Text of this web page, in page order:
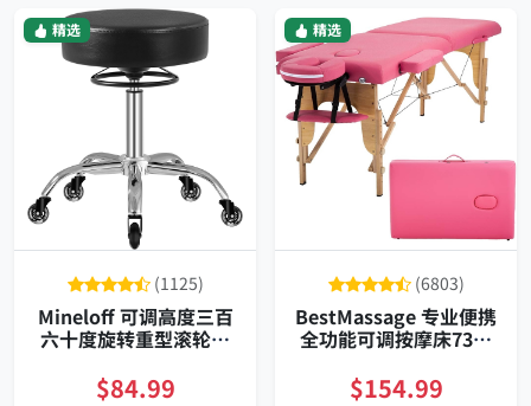
精选
(1125)
Mineloff 可调高度三百
六十度旋转重型滚轮凳
$84.99
精选
(6803)
BestMassage 专业便携
全功能可调按摩床73英
$154.99